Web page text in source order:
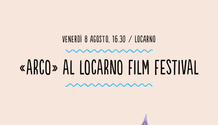
Venerdì 8 agosto, 16.30 / Locarno
«ARCO» AL LOCARNO FILM FESTIVAL